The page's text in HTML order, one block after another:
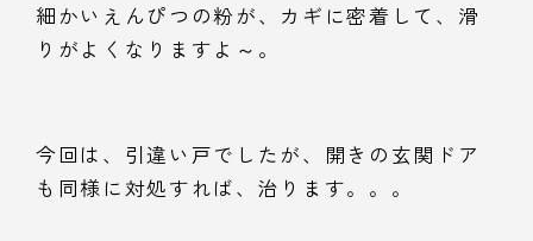
細かいえんぴつの粉が、カギに密着して、滑
りがよくなりますよ～。
今回は、引違い戸でしたが、開きの玄関ドア
も同様に対処すれば、治ります。。。